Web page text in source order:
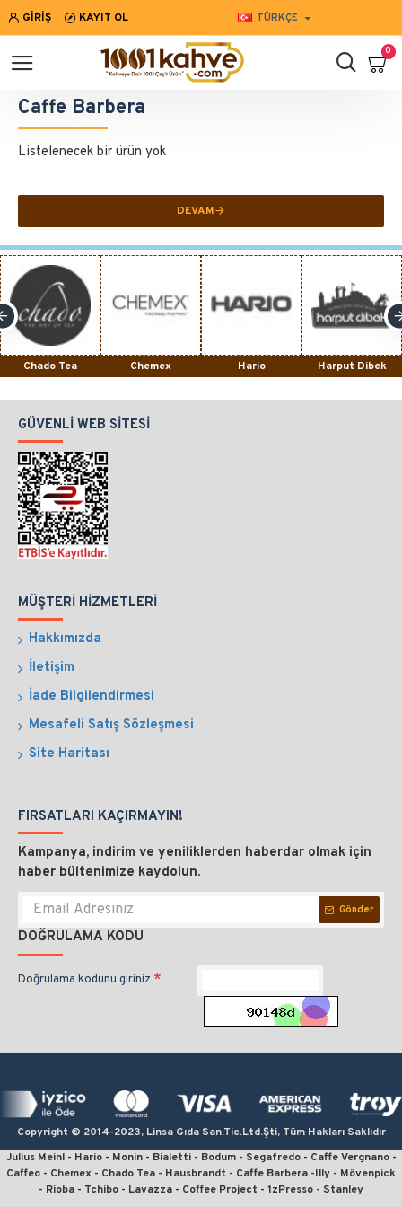
GIRIŞ KAYIT OL TÜRKÇE
0
Caffe Barbera
Listelenecek bir ürün yok
DEVAM
Chado Tea Chemex Hario Harput Dibek
GÜVENLI WEB SITESI
MÜŞTERI HIZMETLERI
Hakkımızda
İletişim
İade Bilgilendirmesi
Mesafeli Satış Sözleşmesi
Site Haritası
FIRSATLARI KAÇIRMAYIN!
Kampanya, indirim ve yeniliklerden haberdar olmak için
haber bültenimize kaydolun.
Gönder
DOĞRULAMA KODU
Doğrulama kodunu giriniz
Copyright © 2014-2023, Linsa Gıda San.Tic.Ltd.Şti, Tüm Hakları Saklıdır
Julius Meinl - Hario - Monin - Bialetti - Bodum - Segafredo - Caffe Vergnano -
Caffeo - Chemex - Chado Tea - Hausbrandt - Caffe Barbera -Illy - Mövenpick
- Rioba - Tchibo - Lavazza - Coffee Project - 1zPresso - Stanley